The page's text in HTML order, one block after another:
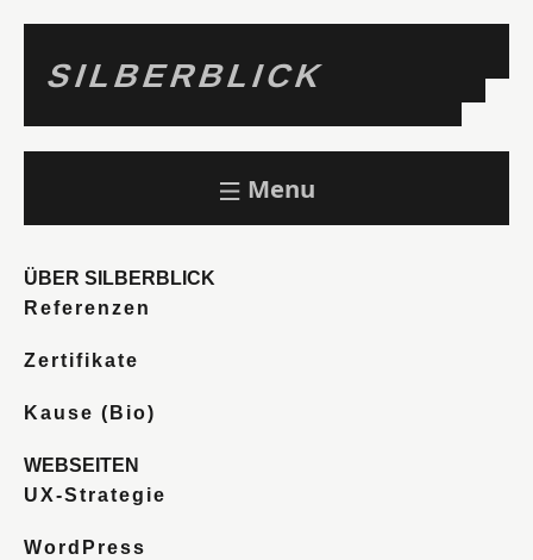
SILBERBLICK
Menu
ÜBER SILBERBLICK
Referenzen
Zertifikate
Kause (Bio)
WEBSEITEN
UX-Strategie
WordPress